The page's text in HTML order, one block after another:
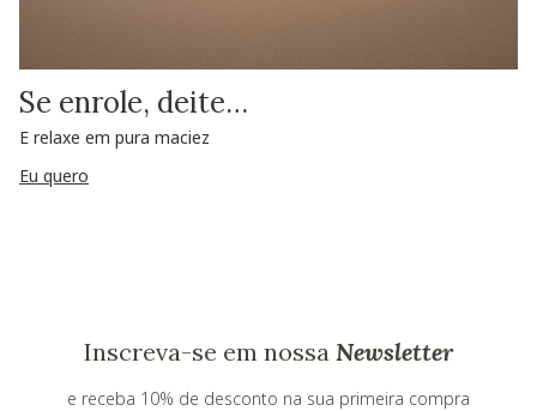
Se enrole, deite…
E relaxe em pura maciez
Eu quero
Inscreva-se em nossa Newsletter
e receba 10% de desconto na sua primeira compra